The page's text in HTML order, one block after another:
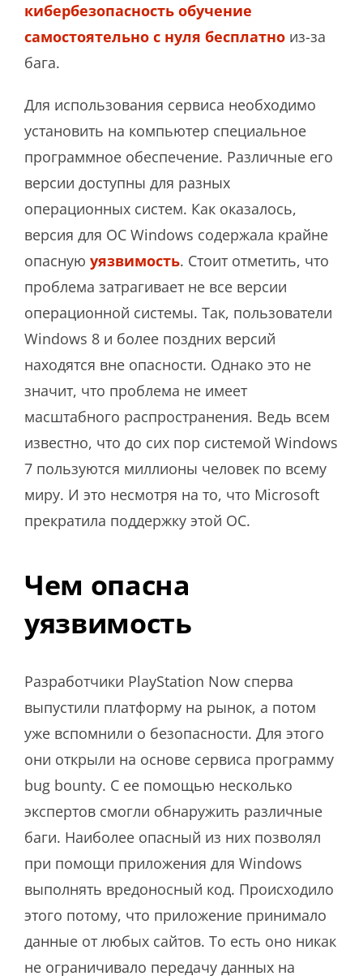
кибербезопасность обучение
самостоятельно с нуля бесплатно из-за
бага.
Для использования сервиса необходимо
установить на компьютер специальное
программное обеспечение. Различные его
версии доступны для разных
операционных систем. Как оказалось,
версия для ОС Windows содержала крайне
опасную уязвимость. Стоит отметить, что
проблема затрагивает не все версии
операционной системы. Так, пользователи
Windows 8 и более поздних версий
находятся вне опасности. Однако это не
значит, что проблема не имеет
масштабного распространения. Ведь всем
известно, что до сих пор системой Windows
7 пользуются миллионы человек по всему
миру. И это несмотря на то, что Microsoft
прекратила поддержку этой ОС.
Чем опасна
уязвимость
Разработчики PlayStation Now сперва
выпустили платформу на рынок, а потом
уже вспомнили о безопасности. Для этого
они открыли на основе сервиса программу
bug bounty. С ее помощью несколько
экспертов смогли обнаружить различные
баги. Наиболее опасный из них позволял
при помощи приложения для Windows
выполнять вредоносный код. Происходило
этого потому, что приложение принимало
данные от любых сайтов. То есть оно никак
не ограничивало передачу данных на